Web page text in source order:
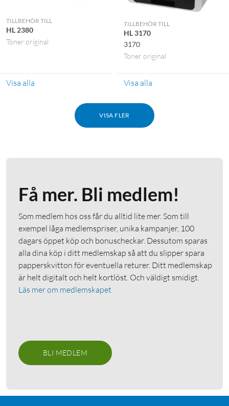
TILLBEHÖR TILL
HL 2380
Toner original
Visa alla
TILLBEHÖR TILL
HL 3170
3170
Toner original
Visa alla
VISA FLER
Få mer. Bli medlem!
Som medlem hos oss får du alltid lite mer. Som till
exempel låga medlemspriser, unika kampanjer, 100
dagars öppet köp och bonuscheckar. Dessutom sparas
alla dina köp i ditt medlemskap så att du slipper spara
papperskvitton för eventuella returer. Ditt medlemskap
är helt digitalt och helt kortlöst. Och väldigt smidigt.
Läs mer om medlemskapet
BLI MEDLEM